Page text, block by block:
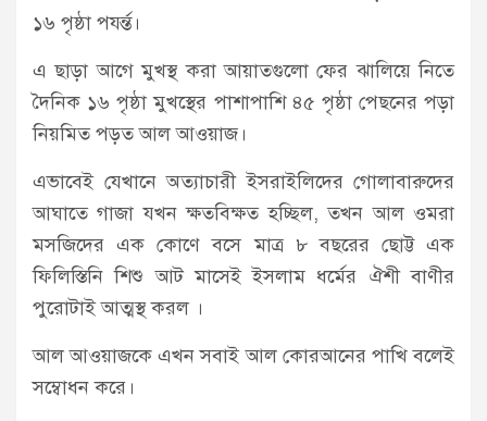
১৬ পৃষ্ঠা পযর্ন্ত।
এ ছাড়া আগে মুখস্থ করা আয়াতগুলো ফের ঝালিয়ে নিতে
দৈনিক ১৬ পৃষ্ঠা মুখস্থের পাশাপাশি ৪৫ পৃষ্ঠা পেছনের পড়া
নিয়মিত পড়ত আল আওয়াজ।
এভাবেই যেখানে অত্যাচারী ইসরাইলিদের গোলাবারুদের
আঘাতে গাজা যখন ক্ষতবিক্ষত হচ্ছিল, তখন আল ওমরা
মসজিদের এক কোণে বসে মাত্র ৮ বছরের ছোট্ট এক
ফিলিস্তিনি শিশু আট মাসেই ইসলাম ধর্মের ঐশী বাণীর
পুরোটাই আত্মস্থ করল ।
আল আওয়াজকে এখন সবাই আল কোরআনের পাখি বলেই
সম্বোধন করে।